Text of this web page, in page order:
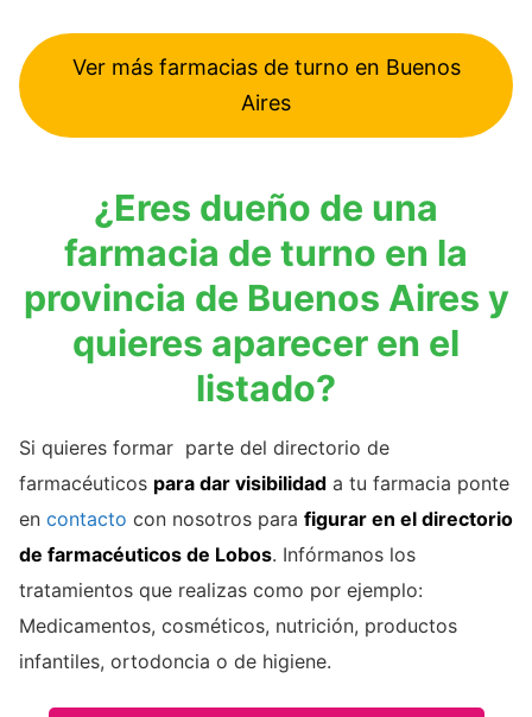
Ver más farmacias de turno en Buenos
Aires
¿Eres dueño de una
farmacia de turno en la
provincia de Buenos Aires y
quieres aparecer en el
listado?
Si quieres formar parte del directorio de
farmacéuticos para dar visibilidad a tu farmacia ponte
en contacto con nosotros para figurar en el directorio
de farmacéuticos de Lobos. Infórmanos los
tratamientos que realizas como por ejemplo:
Medicamentos, cosméticos, nutrición, productos
infantiles, ortodoncia o de higiene.